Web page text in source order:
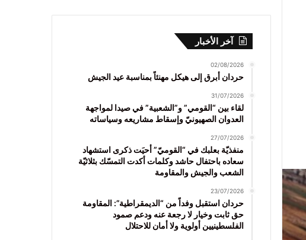
آخر الأخبار
02/08/2026
حردان أبرق إلى هيكل مهنئاً بمناسبة عيد الجيش
31/07/2026
لقاء بين “القومي” و”الشعبية” في صيدا لمواجهة
العدوان الصهيونيّ وإسقاط مشاريعه وسياساته
27/07/2026
منفذيّة بعلبك في “القوميّ” أحيَت ذكرى استشهاد
سعاده باحتفال حاشد وكلمات أكدت التمسّك بثلاثيّة
الشعب والجيش والمقاومة
23/07/2026
حردان استقبل وفداً من “الديمقراطية”: المقاومة
حق ثابت وخيار لا رجعة عنه ودعم صمود
الفلسطينيين أولوية ولا أمان للاحتلال